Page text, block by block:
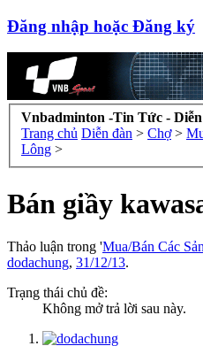
Đăng nhập hoặc Đăng ký
Vnbadminton -Tin Tức -
Trang chủ Diễn đàn > Chợ >
Lông >
Bán giầy
Thảo luận trong 'Mua/Bán Các
dodachung, 31/12/13.
Trạng thái chủ đề:
Không mở trả lời sau này.